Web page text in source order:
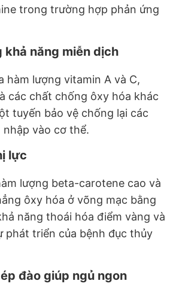
trong trường hợp phản ứng
khả năng miễn dịch
hàm lượng vitamin A và C,
các chất chống ôxy hóa khác
tuyến bảo vệ chống lại các
nhập vào cơ thể.
lực
lượng beta-carotene cao và
ôxy hóa ở võng mạc bằng
năng thoái hóa điểm vàng và
phát triển của bệnh đục thủy
đào giúp ngủ ngon